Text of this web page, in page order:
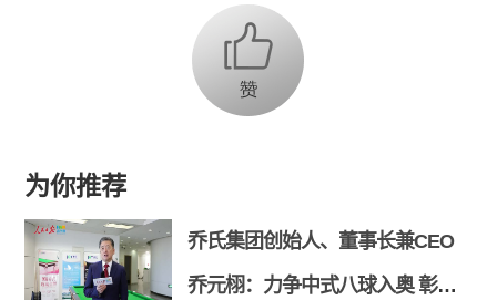
为你推荐
乔氏集团创始人、董事长兼CEO
乔元栩：力争中式八球入奥 彰显